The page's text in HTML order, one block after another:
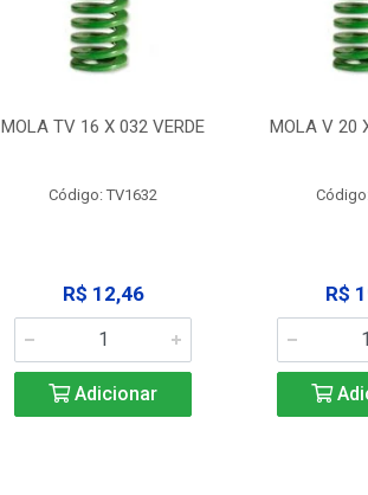
MOLA TV 16 X 032 VERDE
Código: TV1632
R$ 12,46
Adicionar
MOLA V 20
R$